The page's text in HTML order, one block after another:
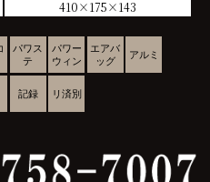
410×175×143
パワス
テ
パワー
ウィン
エアバ
ッグ
アルミ
記録 リ済別